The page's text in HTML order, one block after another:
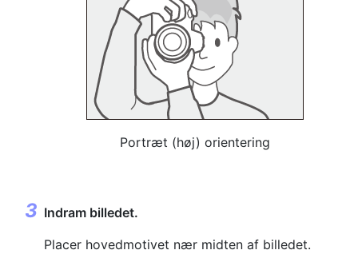
Portræt (høj) orientering
Indram billedet.
Placer hovedmotivet nær midten af billedet.